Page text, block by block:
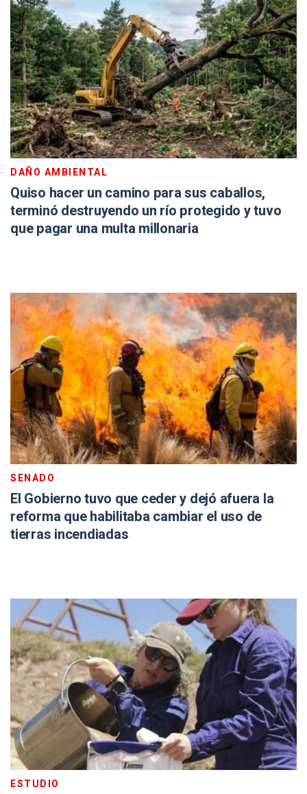
DAÑO AMBIENTAL
Quiso hacer un camino para sus caballos,
terminó destruyendo un río protegido y tuvo
que pagar una multa millonaria
SENADO
El Gobierno tuvo que ceder y dejó afuera la
reforma que habilitaba cambiar el uso de
tierras incendiadas
ESTUDIO